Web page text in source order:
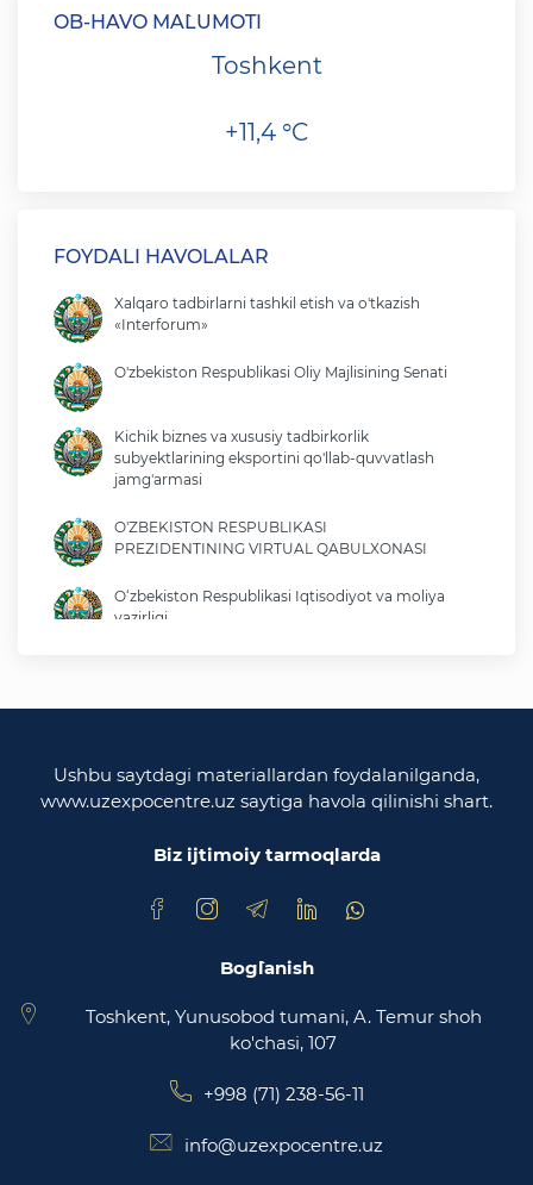
OB-HAVO MA`LUMOTI
Toshkent
+11,4 °C
FOYDALI HAVOLALAR
Xalqaro tadbirlarni tashkil etish va o'tkazish
«Interforum»
O'zbekiston Respublikasi Oliy Majlisining Senati
Kichik biznes va xususiy tadbirkorlik
subyektlarining eksportini qo'llab-quvvatlash
jamg'armasi
O'ZBEKISTON RESPUBLIKASI
PREZIDENTINING VIRTUAL QABULXONASI
O‘zbekiston Respublikasi Iqtisodiyot va moliya
vazirligi
O‘zbekiston Respublikasi Adliya vazirligi
Trade Uzbekistan milliy eksportbop savdo
Ushbu saytdagi materiallardan foydalanilganda,
www.uzexpocentre.uz saytiga havola qilinishi shart.
Biz ijtimoiy tarmoqlarda
Bog`lanish
Toshkent, Yunusobod tumani, A. Temur shoh
ko'chasi, 107
+998 (71) 238-56-11
info@uzexpocentre.uz